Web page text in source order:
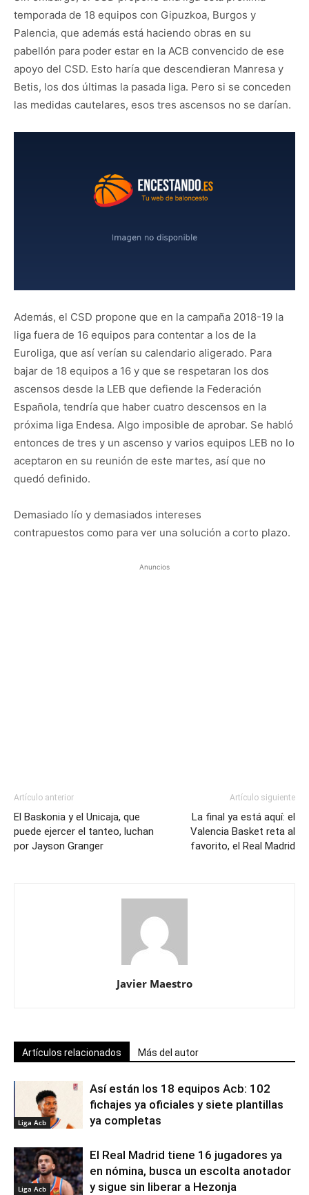
temporada de 18 equipos con Gipuzkoa, Burgos y
Palencia, que además está haciendo obras en su
pabellón para poder estar en la ACB convencido de ese
apoyo del CSD. Esto haría que descendieran Manresa y
Betis, los dos últimas la pasada liga. Pero si se conceden
las medidas cautelares, esos tres ascensos no se darían.
Además, el CSD propone que en la campaña 2018-19 la
liga fuera de 16 equipos para contentar a los de la
Euroliga, que así verían su calendario aligerado. Para
bajar de 18 equipos a 16 y que se respetaran los dos
ascensos desde la LEB que defiende la Federación
Española, tendría que haber cuatro descensos en la
próxima liga Endesa. Algo imposible de aprobar. Se habló
entonces de tres y un ascenso y varios equipos LEB no lo
aceptaron en su reunión de este martes, así que no
quedó definido.
Demasiado lío y demasiados intereses
contrapuestos como para ver una solución a corto plazo.
Anuncios
Artículo anterior
El Baskonia y el Unicaja, que
puede ejercer el tanteo, luchan
por Jayson Granger
Artículo siguiente
La final ya está aquí: el
Valencia Basket reta al
favorito, el Real Madrid
Javier Maestro
Artículos relacionados Más del autor
Liga Acb
Así están los 18 equipos Acb: 102
fichajes ya oficiales y siete plantillas
ya completas
Liga Acb
El Real Madrid tiene 16 jugadores ya
en nómina, busca un escolta anotador
y sigue sin liberar a Hezonja